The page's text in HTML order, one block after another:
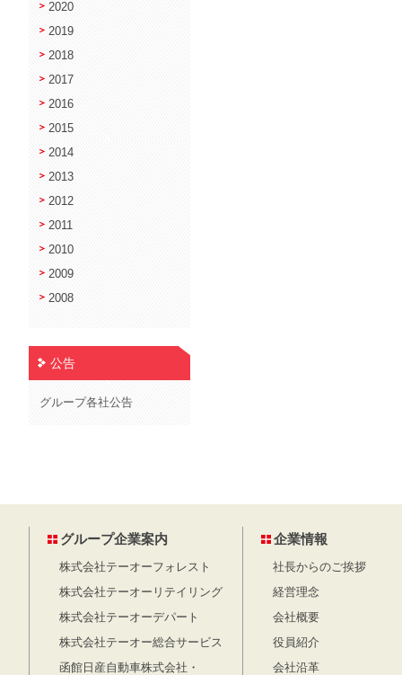
2020
2019
2018
2017
2016
2015
2014
2013
2012
2011
2010
2009
2008
公告
グループ各社公告
グループ企業案内
株式会社テーオーフォレスト
株式会社テーオーリテイリング
株式会社テーオーデパート
株式会社テーオー総合サービス
函館日産自動車株式会社・
企業情報
社長からのご挨拶
経営理念
会社概要
役員紹介
会社沿革